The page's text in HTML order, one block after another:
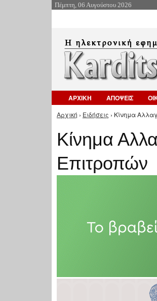
Πέμπτη, 06 Αυγούστου 2026
ΑΡΧΙΚΗ ΑΠΟΨΕΙΣ
Είστε εδώ
Αρχική › Ειδήσεις › Κίνημα
Κίνημα
Επιτροπών